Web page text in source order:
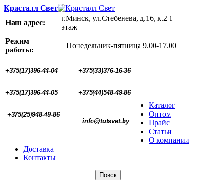
Кристалл Свет
Наш адрес:
г.Минск, ул.Стебенева, д.16, к.2 1
этаж
Режим
работы:
Понедельник-пятница 9.00-17.00
+375(17)396-44-04 +375(33)376-16-36
+375(17)396-44-05 +375(44)548-49-86
+375(25)948-49-86
  info@tutsvet.by
Каталог
Оптом
Прайс
Статьи
О компании
Доставка
Контакты
Поиск